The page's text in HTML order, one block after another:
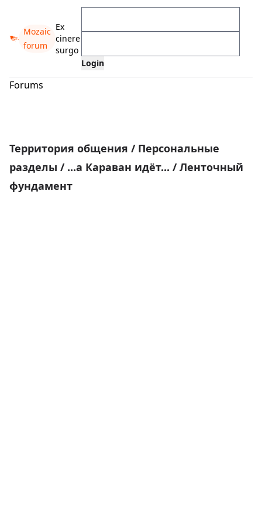
Mozaic
forum
Ex
cinere
surgo
Forums
Территория общения / Персональные
разделы / ...а Караван идёт... /Ленточный
фундамент